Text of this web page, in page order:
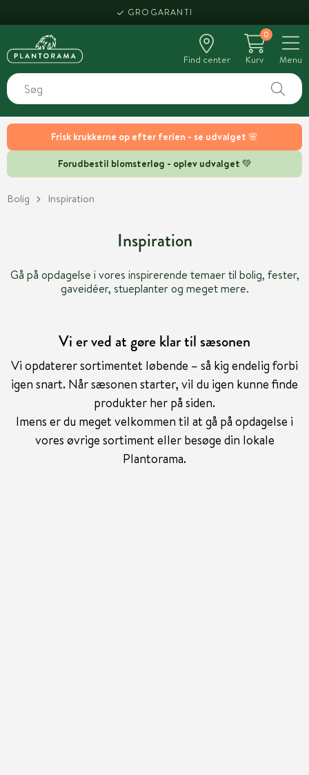
Frisk krukkerne op efter ferien - se udvalget 🌸
Forudbestil blomsterløg - oplev udvalget 💚
GROGARANTI
Find center
0
Kurv
Menu
Bolig Inspiration
Inspiration
Gå på opdagelse i vores inspirerende temaer til bolig, fester,
gaveidéer, stueplanter og meget mere.
Vi er ved at gøre klar til sæsonen
Vi opdaterer sortimentet løbende – så kig endelig forbi
igen snart. Når sæsonen starter, vil du igen kunne finde
produkter her på siden.
Imens er du meget velkommen til at gå på opdagelse i
vores øvrige sortiment eller besøge din lokale
Plantorama.